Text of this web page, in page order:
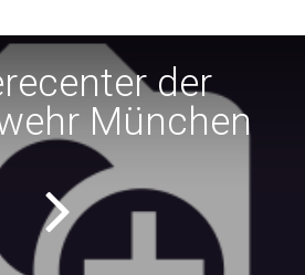
der
München